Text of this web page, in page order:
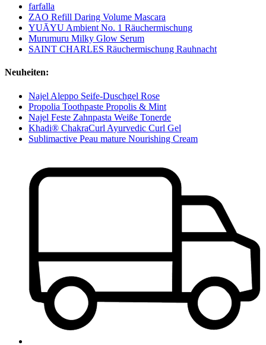
farfalla
ZAO Refill Daring Volume Mascara
YUĀYU Ambient No. 1 Räuchermischung
Murumuru Milky Glow Serum
SAINT CHARLES Räuchermischung Rauhnacht
Neuheiten:
Najel Aleppo Seife-Duschgel Rose
Propolia Toothpaste Propolis & Mint
Najel Feste Zahnpasta Weiße Tonerde
Khadi® ChakraCurl Ayurvedic Curl Gel
Sublimactive Peau mature Nourishing Cream